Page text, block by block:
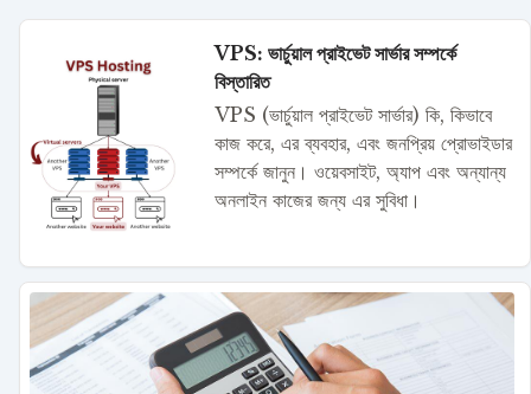
VPS: ভার্চুয়াল প্রাইভেট সার্ভার সম্পর্কে
বিস্তারিত
VPS (ভার্চুয়াল প্রাইভেট সার্ভার) কি, কিভাবে
কাজ করে, এর ব্যবহার, এবং জনপ্রিয় প্রোভাইডার
সম্পর্কে জানুন। ওয়েবসাইট, অ্যাপ এবং অন্যান্য
অনলাইন কাজের জন্য এর সুবিধা।